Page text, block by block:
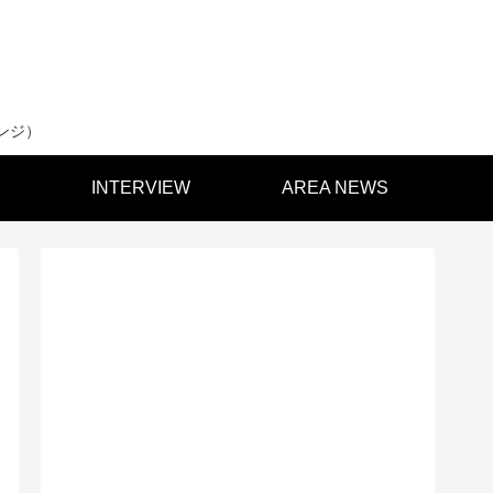
）
INTERVIEW AREA NEWS